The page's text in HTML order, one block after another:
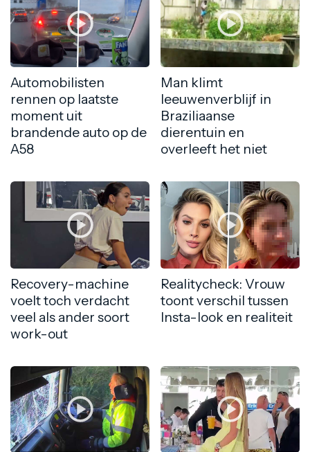
Automobilisten
rennen op laatste
moment uit
brandende auto op de
A58
Man klimt
leeuwenverblijf in
Braziliaanse
dierentuin en
overleeft het niet
Recovery-machine
voelt toch verdacht
veel als ander soort
work-out
Realitycheck: Vrouw
toont verschil tussen
Insta-look en realiteit